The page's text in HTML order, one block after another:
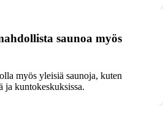
saunoa myös
myös yleisiä saunoja, kuten
ja kuntokeskuksissa.